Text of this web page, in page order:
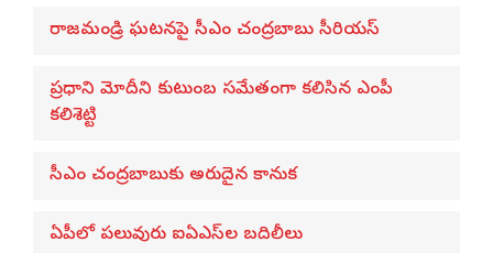
రాజమండ్రి ఘటనపై సీఎం చంద్రబాబు సీరియస్
ప్రధాని మోదీని కుటుంబ సమేతంగా కలిసిన ఎంపీ
కలిశెట్టి
సీఎం చంద్రబాబుకు అరుదైన కానుక
ఏపీలో పలువురు ఐఏఎస్‌ల బదిలీలు